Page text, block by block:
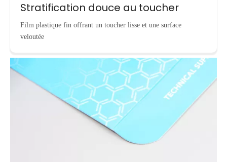
Stratification douce au toucher
Film plastique fin offrant un toucher lisse et une surface
veloutée